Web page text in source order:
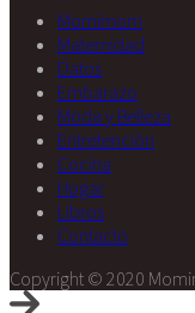
Momimom
Maternidad
Datos
Embarazo
Moda y Belleza
Entretención
Cocina
Hogar
Libros
Contacto
Copyright © 2020